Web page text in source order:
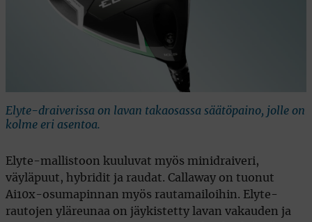
Elyte-draiverissa on lavan takaosassa säätöpaino, jolle on
kolme eri asentoa.
Elyte-mallistoon kuuluvat myös minidraiveri,
väyläpuut, hybridit ja raudat. Callaway on tuonut
Ai10x-osumapinnan myös rautamailoihin. Elyte-
rautojen yläreunaa on jäykistetty lavan vakauden ja